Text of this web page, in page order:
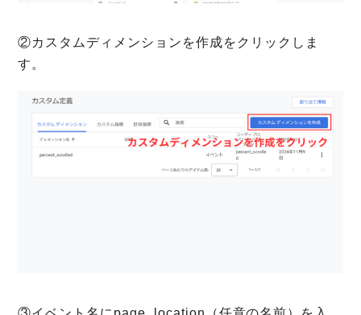
②カスタムディメンションを作成をクリックしま
す。